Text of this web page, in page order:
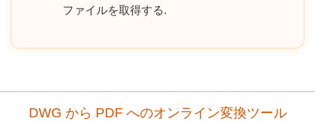
ファイルを取得する.
DWG から PDF へのオンライン変換ツール